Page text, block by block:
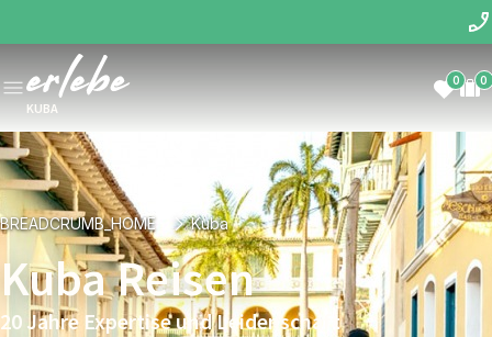
KUBA
0 0
BREADCRUMB_HOME Kuba
Kuba Reisen
20 Jahre Expertise und Leidenschaft